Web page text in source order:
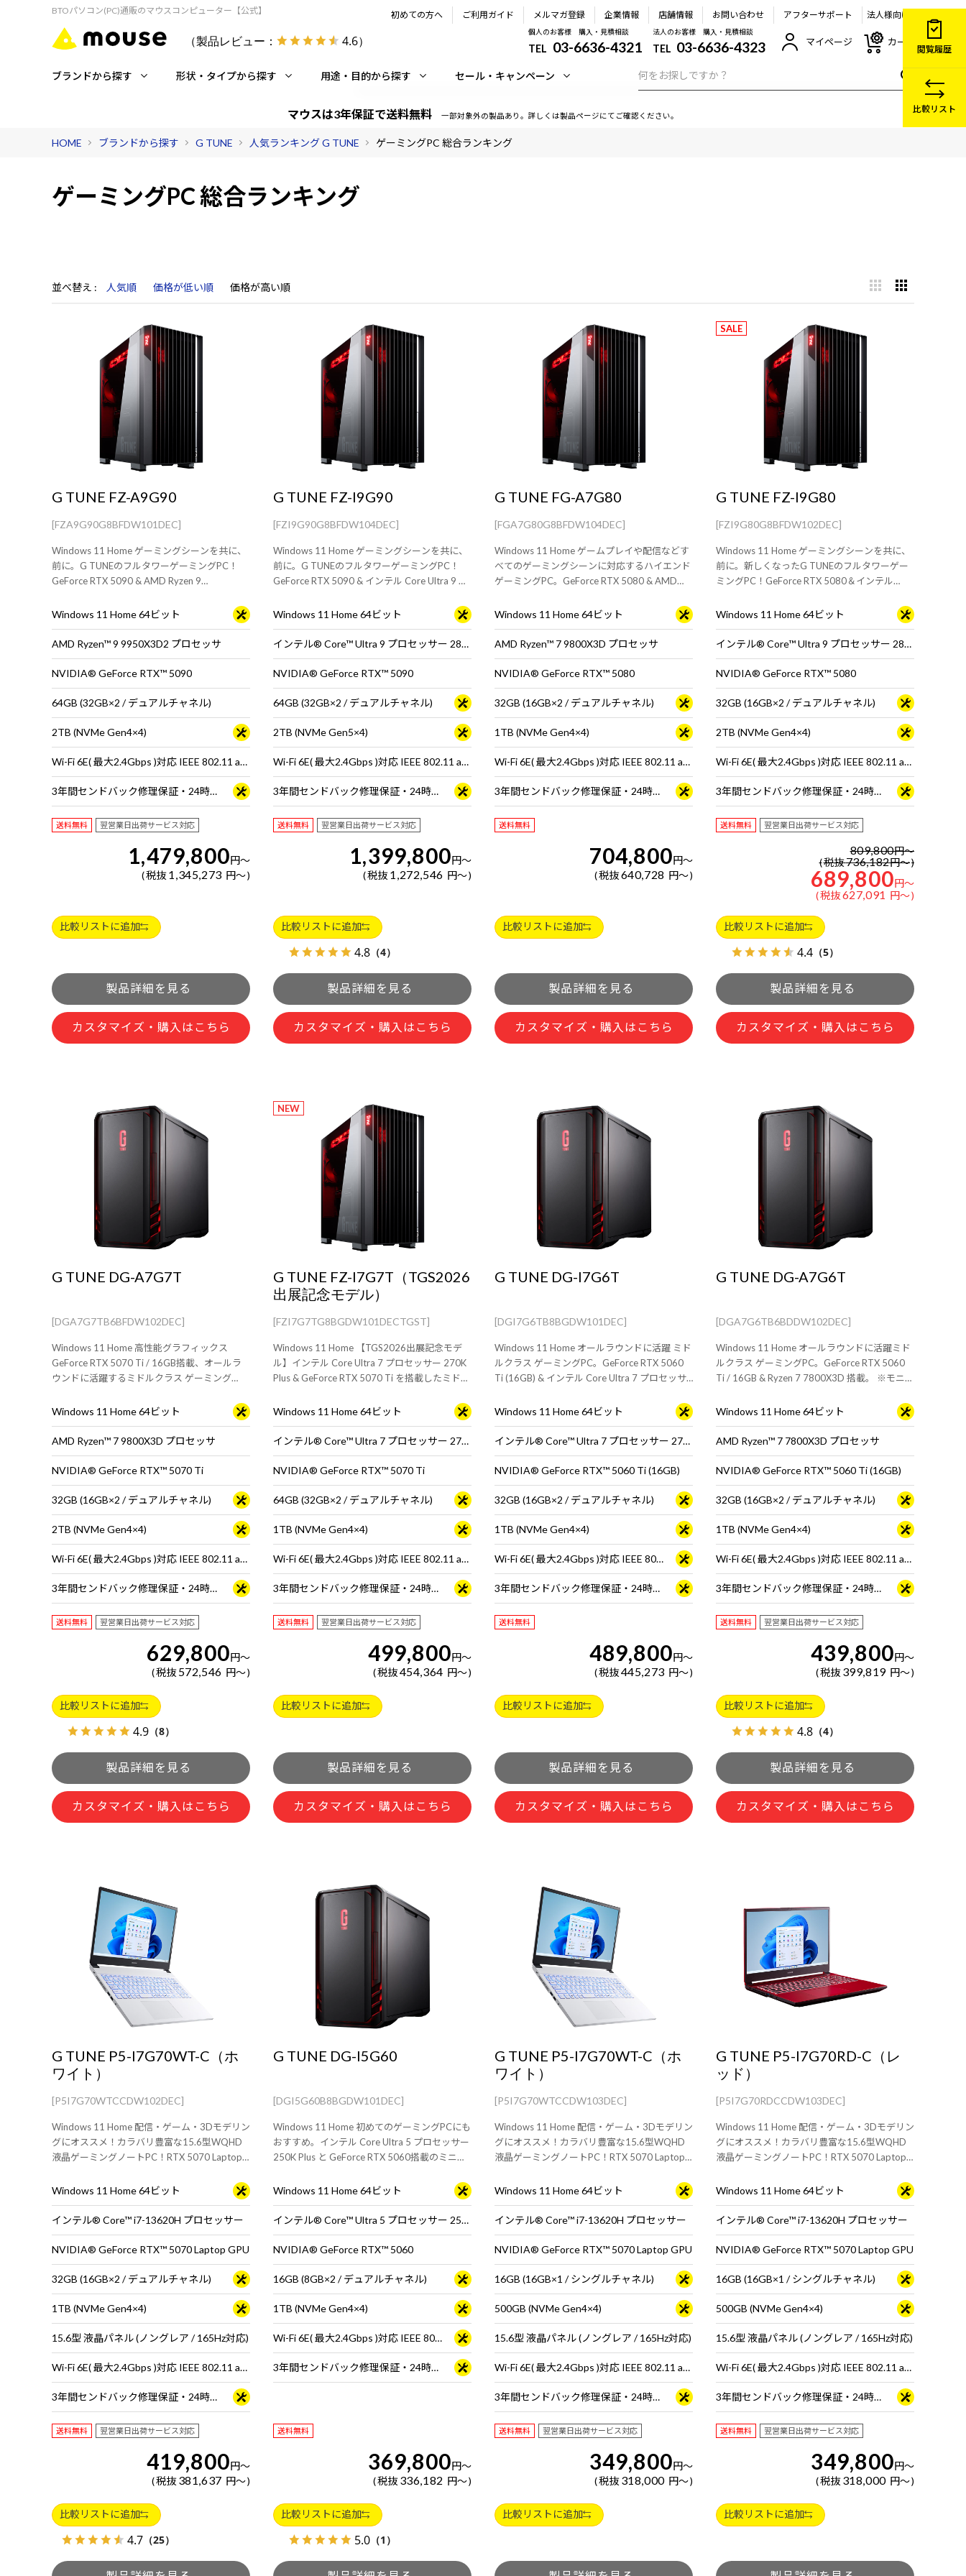
BTOパソコン(PC)通販のマウスコンピューター【公式】
（製品レビュー： 4.6）
初めての方へ ご利用ガイド メルマガ登録 企業情報 店舗情報 お問い合わせ アフターサポート 法人様向け
個人のお客様 購入・見積相談
TEL 03-6636-4321
法人のお客様 購入・見積相談
TEL 03-6636-4323 マイページ カート
ブランドから探す 形状・タイプから探す 用途・目的から探す セール・キャンペーン
マウスは3年保証で送料無料 一部対象外の製品あり。詳しくは製品ページにてご確認ください。
HOME ブランドから探す G TUNE 人気ランキング G TUNE ゲーミングPC 総合ランキング
ゲーミングPC 総合ランキング
並べ替え 人気順 価格が低い順 価格が高い順
G TUNE FZ-A9G90
[FZA9G90G8BFDW101DEC]
Windows 11 Home ゲーミングシーンを共に、
前に。G TUNEのフルタワーゲーミングPC！
GeForce RTX 5090 & AMD Ryzen 9
ス・キーボードは別売りです。
Windows 11 Home 64ビット
AMD Ryzen™ 9 9950X3D2 プロセッサ
NVIDIA® GeForce RTX™ 5090
64GB (32GB×2 / デュアルチャネル)
2TB (NVMe Gen4×4)
Wi-Fi 6E( 最大2.4Gbps )対応 IEEE 802.11 ax/ac/a/b/g/n準拠 ＋ Bluetooth 5内蔵
3年間センドバック修理保証・24時間×365日電話サポート
送料無料 翌営業日出荷サービス対応
1,479,800円～
税抜 1,345,273 円～
比較リストに追加
カスタマイズ・購入はこちら
G TUNE FZ-I9G90
[FZI9G90G8BFDW104DEC]
Windows 11 Home ゲーミングシーンを共に、
前に。G TUNEのフルタワーゲーミングPC！
GeForce RTX 5090 & インテル Core Ultra 9 プ
ーボードは別売りです。
Windows 11 Home 64ビット
インテル® Core™ Ultra 9 プロセッサー 285K
NVIDIA® GeForce RTX™ 5090
64GB (32GB×2 / デュアルチャネル)
2TB (NVMe Gen5×4)
Wi-Fi 6E( 最大2.4Gbps )対応 IEEE 802.11 ax/ac/a/b/g/n準拠 ＋ Bluetooth 5内蔵
3年間センドバック修理保証・24時間×365日電話サポート
送料無料 翌営業日出荷サービス対応
1,399,800円～
税抜 1,272,546 円～
比較リストに追加
4.8 （4）
カスタマイズ・購入はこちら
G TUNE FG-A7G80
[FGA7G80G8BFDW104DEC]
Windows 11 Home ゲームプレイや配信などす
べてのゲーミングシーンに対応するハイエンド
ゲーミングPC。GeForce RTX 5080 & AMD
Windows 11 Home 64ビット
AMD Ryzen™ 7 9800X3D プロセッサ
NVIDIA® GeForce RTX™ 5080
32GB (16GB×2 / デュアルチャネル)
1TB (NVMe Gen4×4)
Wi-Fi 6E( 最大2.4Gbps )対応 IEEE 802.11 ax/ac/a/b/g/n準拠 ＋ Bluetooth 5内蔵
3年間センドバック修理保証・24時間×365日電話サポート
送料無料
704,800円～
税抜 640,728 円～
比較リストに追加
カスタマイズ・購入はこちら
SALE
G TUNE FZ-I9G80
[FZI9G80G8BFDW102DEC]
Windows 11 Home ゲーミングシーンを共に、
前に。新しくなったG TUNEのフルタワーゲー
ミングPC！GeForce RTX 5080＆インテル
タ・マウス・キーボードは別売りです。
Windows 11 Home 64ビット
インテル® Core™ Ultra 9 プロセッサー 285K
NVIDIA® GeForce RTX™ 5080
32GB (16GB×2 / デュアルチャネル)
2TB (NVMe Gen4×4)
Wi-Fi 6E( 最大2.4Gbps )対応 IEEE 802.11 ax/ac/a/b/g/n準拠 ＋ Bluetooth 5内蔵
3年間センドバック修理保証・24時間×365日電話サポート
送料無料 翌営業日出荷サービス対応
809,800円～
税抜736,182円～
689,800円～
税抜 627,091 円～
比較リストに追加
4.4 （5）
カスタマイズ・購入はこちら
G TUNE DG-A7G7T
[DGA7G7TB6BFDW102DEC]
Windows 11 Home 高性能グラフィックス
GeForce RTX 5070 Ti / 16GB搭載、オールラ
ウンドに活躍するミドルクラス ゲーミング
ニタ・マウス・キーボードは別売りです。
Windows 11 Home 64ビット
AMD Ryzen™ 7 9800X3D プロセッサ
NVIDIA® GeForce RTX™ 5070 Ti
32GB (16GB×2 / デュアルチャネル)
2TB (NVMe Gen4×4)
Wi-Fi 6E( 最大2.4Gbps )対応 IEEE 802.11 ax/ac/a/b/g/n準拠 ＋ Bluetooth 5内蔵
3年間センドバック修理保証・24時間×365日電話サポート
送料無料 翌営業日出荷サービス対応
629,800円～
税抜 572,546 円～
比較リストに追加
4.9 （8）
カスタマイズ・購入はこちら
NEW
G TUNE FZ-I7G7T（TGS2026
出展記念モデル）
[FZI7G7TG8BGDW101DECTGST]
Windows 11 Home 【TGS2026出展記念モデ
ル】インテル Core Ultra 7 プロセッサー 270K
Plus & GeForce RTX 5070 Ti を搭載したミドル
イや動画編集、配信におすすめです。
Windows 11 Home 64ビット
インテル® Core™ Ultra 7 プロセッサー 270K Plus
NVIDIA® GeForce RTX™ 5070 Ti
64GB (32GB×2 / デュアルチャネル)
1TB (NVMe Gen4×4)
Wi-Fi 6E( 最大2.4Gbps )対応 IEEE 802.11 ax/ac/a/b/g/n準拠 ＋ Bluetooth 5内蔵
3年間センドバック修理保証・24時間×365日電話サポート
送料無料 翌営業日出荷サービス対応
499,800円～
税抜 454,364 円～
比較リストに追加
カスタマイズ・購入はこちら
G TUNE DG-I7G6T
[DGI7G6TB8BGDW101DEC]
Windows 11 Home オールラウンドに活躍 ミド
ルクラス ゲーミングPC。GeForce RTX 5060
Ti (16GB) & インテル Core Ultra 7 プロセッサ
ードは別売りです。
Windows 11 Home 64ビット
インテル® Core™ Ultra 7 プロセッサー 270K Plus ※65W動作
NVIDIA® GeForce RTX™ 5060 Ti (16GB)
32GB (16GB×2 / デュアルチャネル)
1TB (NVMe Gen4×4)
Wi-Fi 6E( 最大2.4Gbps )対応 IEEE 802.11 ax/ac/a/b/g/n準拠 ＋ Bluetooth 5内蔵
3年間センドバック修理保証・24時間×365日電話サポート
送料無料
489,800円～
税抜 445,273 円～
比較リストに追加
カスタマイズ・購入はこちら
G TUNE DG-A7G6T
[DGA7G6TB6BDDW102DEC]
Windows 11 Home オールラウンドに活躍ミド
ルクラス ゲーミングPC。GeForce RTX 5060
Ti / 16GB & Ryzen 7 7800X3D 搭載。 ※モニ
Windows 11 Home 64ビット
AMD Ryzen™ 7 7800X3D プロセッサ
NVIDIA® GeForce RTX™ 5060 Ti (16GB)
32GB (16GB×2 / デュアルチャネル)
1TB (NVMe Gen4×4)
Wi-Fi 6E( 最大2.4Gbps )対応 IEEE 802.11 ax/ac/a/b/g/n準拠 ＋ Bluetooth 5内蔵
3年間センドバック修理保証・24時間×365日電話サポート
送料無料 翌営業日出荷サービス対応
439,800円～
税抜 399,819 円～
比較リストに追加
4.8 （4）
カスタマイズ・購入はこちら
G TUNE P5-I7G70WT-C（ホ
ワイト）
[P5I7G70WTCCDW102DEC]
Windows 11 Home 配信・ゲーム・3Dモデリン
グにオススメ！カラバリ豊富な15.6型WQHD
液晶ゲーミングノートPC！RTX 5070 Laptop
Windows 11 Home 64ビット
インテル® Core™ i7-13620H プロセッサー
NVIDIA® GeForce RTX™ 5070 Laptop GPU
32GB (16GB×2 / デュアルチャネル)
1TB (NVMe Gen4×4)
15.6型 液晶パネル (ノングレア / 165Hz対応)
Wi-Fi 6E( 最大2.4Gbps )対応 IEEE 802.11 ax/ac/a/b/g/n準拠 ＋ Bluetooth 5内蔵
3年間センドバック修理保証・24時間×365日電話サポート
送料無料 翌営業日出荷サービス対応
419,800円～
税抜 381,637 円～
比較リストに追加
4.7 （25）
G TUNE DG-I5G60
[DGI5G60B8BGDW101DEC]
Windows 11 Home 初めてのゲーミングPCにも
おすすめ。インテル Core Ultra 5 プロセッサー
250K Plus と GeForce RTX 5060搭載のミニタ
キーボードは別売りです。
Windows 11 Home 64ビット
インテル® Core™ Ultra 5 プロセッサー 250K Plus ※65W動作
NVIDIA® GeForce RTX™ 5060
16GB (8GB×2 / デュアルチャネル)
1TB (NVMe Gen4×4)
Wi-Fi 6E( 最大2.4Gbps )対応 IEEE 802.11 ax/ac/a/b/g/n準拠 ＋ Bluetooth 5内蔵
3年間センドバック修理保証・24時間×365日電話サポート
送料無料
369,800円～
税抜 336,182 円～
比較リストに追加
5.0 （1）
G TUNE P5-I7G70WT-C（ホ
ワイト）
[P5I7G70WTCCDW103DEC]
Windows 11 Home 配信・ゲーム・3Dモデリン
グにオススメ！カラバリ豊富な15.6型WQHD
液晶ゲーミングノートPC！RTX 5070 Laptop
Windows 11 Home 64ビット
インテル® Core™ i7-13620H プロセッサー
NVIDIA® GeForce RTX™ 5070 Laptop GPU
16GB (16GB×1 / シングルチャネル)
500GB (NVMe Gen4×4)
15.6型 液晶パネル (ノングレア / 165Hz対応)
Wi-Fi 6E( 最大2.4Gbps )対応 IEEE 802.11 ax/ac/a/b/g/n準拠 ＋ Bluetooth 5内蔵
3年間センドバック修理保証・24時間×365日電話サポート
送料無料 翌営業日出荷サービス対応
349,800円～
税抜 318,000 円～
比較リストに追加
G TUNE P5-I7G70RD-C（レ
ッド）
[P5I7G70RDCCDW103DEC]
Windows 11 Home 配信・ゲーム・3Dモデリン
グにオススメ！カラバリ豊富な15.6型WQHD
液晶ゲーミングノートPC！RTX 5070 Laptop
Windows 11 Home 64ビット
インテル® Core™ i7-13620H プロセッサー
NVIDIA® GeForce RTX™ 5070 Laptop GPU
16GB (16GB×1 / シングルチャネル)
500GB (NVMe Gen4×4)
15.6型 液晶パネル (ノングレア / 165Hz対応)
Wi-Fi 6E( 最大2.4Gbps )対応 IEEE 802.11 ax/ac/a/b/g/n準拠 ＋ Bluetooth 5内蔵
3年間センドバック修理保証・24時間×365日電話サポート
送料無料 翌営業日出荷サービス対応
349,800円～
税抜 318,000 円～
比較リストに追加
閲覧履歴
比較リスト